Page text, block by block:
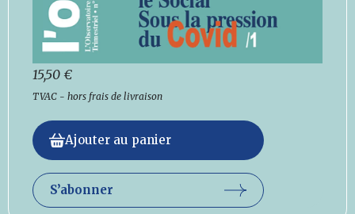
15,50 €
TVAC - hors frais de livraison
Ajouter au panier
S’abonner